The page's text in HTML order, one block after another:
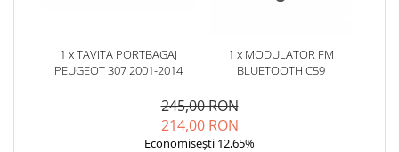
1 x TAVITA PORTBAGAJ
PEUGEOT 307 2001-2014
1 x MODULATOR FM
BLUETOOTH C59
245,00 RON
214,00 RON
Economisești 12,65%